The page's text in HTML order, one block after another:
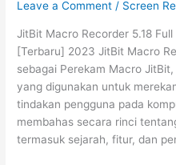
Leave a Comment / Screen
JitBit Macro Recorder 5.18
[Terbaru] 2023 JitBit Macro
sebagai Perekam Macro
yang digunakan untuk
tindakan pengguna pada
membahas secara rinci
termasuk sejarah, fitur, dan